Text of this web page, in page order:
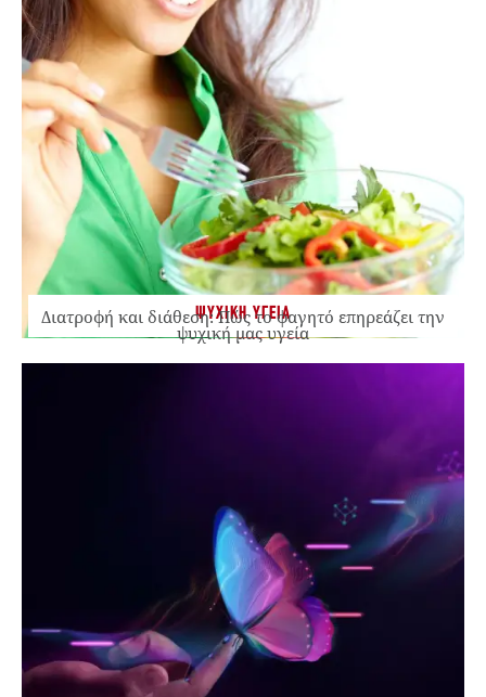
ΨΥΧΙΚΗ ΥΓΕΙΑ
Διατροφή και διάθεση: Πώς το φαγητό επηρεάζει την
ψυχική μας υγεία